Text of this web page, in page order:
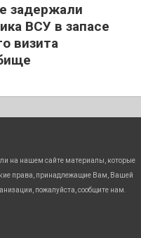
задержали
ВСУ в запасе
визита
на нашем сайте материалы, которые
права, принадлежащие Вам, Вашей
пожалуйста, сообщите нам.